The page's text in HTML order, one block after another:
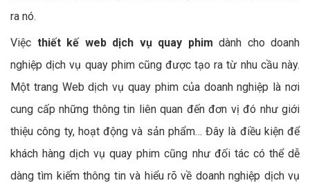
ra nó.
Việc thiết kế web dịch vụ quay phim dành cho doanh
nghiệp dịch vụ quay phim cũng được tạo ra từ nhu cầu này.
Một trang Web dịch vụ quay phim của doanh nghiệp là nơi
cung cấp những thông tin liên quan đến đơn vị đó như giới
thiệu công ty, hoạt động và sản phẩm… Đây là điều kiện để
khách hàng dịch vụ quay phim cũng như đối tác có thể dễ
dàng tìm kiếm thông tin và hiểu rõ về doanh nghiệp dịch vụ